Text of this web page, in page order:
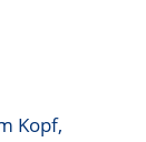
Kopf,